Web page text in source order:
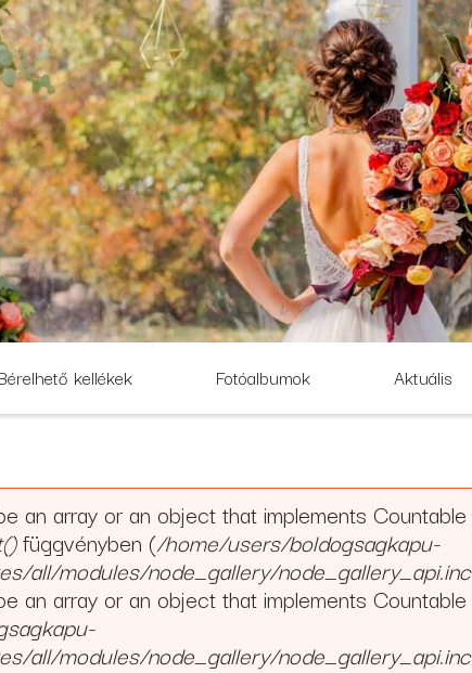
kellékek Fotóalbumok Aktuális
an array or an object that implements Countable
függvényben (/home/users/boldogsagkapu-
all/modules/node_gallery/node_gallery_api.inc
an array or an object that implements Countable
all/modules/node_gallery/node_gallery_api.inc